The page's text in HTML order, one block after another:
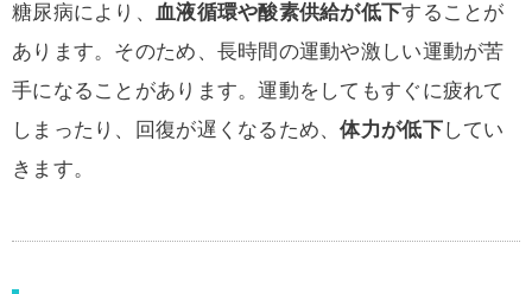
糖尿病により、 血液循環や酸素供給が低下することが
あります。そのため、長時間の運動や激しい運動が苦
手になることがあります。運動をしてもすぐに疲れて
しまったり、回復が遅くなるため、体力が低下してい
きます。